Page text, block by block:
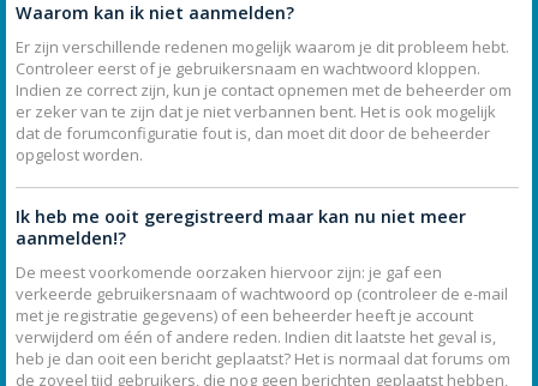
Waarom kan ik niet aanmelden?
Er zijn verschillende redenen mogelijk waarom je dit probleem hebt.
Controleer eerst of je gebruikersnaam en wachtwoord kloppen.
Indien ze correct zijn, kun je contact opnemen met de beheerder om
er zeker van te zijn dat je niet verbannen bent. Het is ook mogelijk
dat de forumconfiguratie fout is, dan moet dit door de beheerder
opgelost worden.
Ik heb me ooit geregistreerd maar kan nu niet meer
aanmelden!?
De meest voorkomende oorzaken hiervoor zijn: je gaf een
verkeerde gebruikersnaam of wachtwoord op (controleer de e-mail
met je registratie gegevens) of een beheerder heeft je account
verwijderd om één of andere reden. Indien dit laatste het geval is,
heb je dan ooit een bericht geplaatst? Het is normaal dat forums om
de zoveel tijd gebruikers, die nog geen berichten geplaatst hebben,